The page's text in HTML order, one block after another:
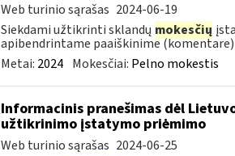
Web turinio sąrašas 2024-06-19
Siekdami užtikrinti sklandų mokesčių
apibendrintame paaiškinime
Metai: 2024 Mokesčiai: Pelno mokestis
Informacinis pranešimas dėl
užtikrinimo įstatymo priėmimo
Web turinio sąrašas 2024-06-25